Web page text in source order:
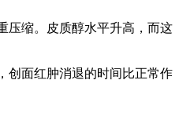
压缩。皮质醇水平升高，而这
创面红肿消退的时间比正常作